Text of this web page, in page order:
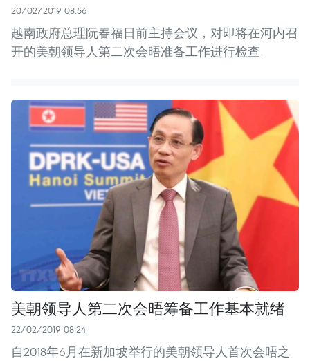
20/02/2019 08:56
越南政府总理阮春福日前主持会议，对即将在河内召
开的美朝领导人第二次会晤准备工作进行检查。
美朝领导人第二次会晤筹备工作基本就绪
22/02/2019 08:24
自2018年6月在新加坡举行的美朝领导人首次会晤之